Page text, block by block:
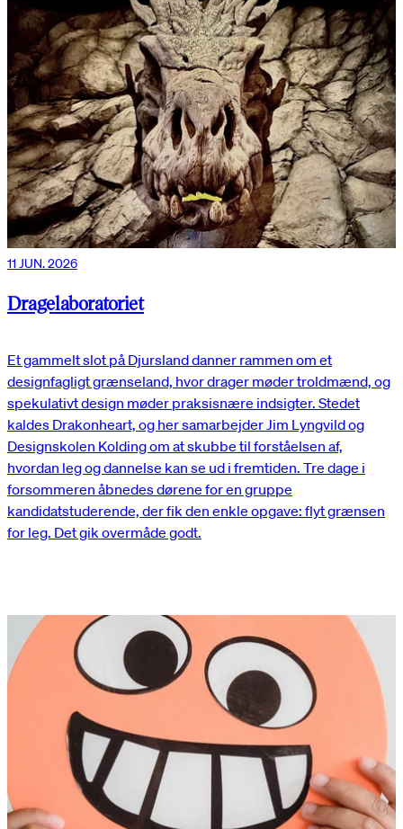
11 JUN. 2026
Dragelaboratoriet
Et gammelt slot på Djursland danner rammen om et
designfagligt grænseland, hvor drager møder troldmænd, og
spekulativt design møder praksisnære indsigter. Stedet
kaldes Drakonheart, og her samarbejder Jim Lyngvild og
Designskolen Kolding om at skubbe til forståelsen af,
hvordan leg og dannelse kan se ud i fremtiden. Tre dage i
forsommeren åbnedes dørene for en gruppe
kandidatstuderende, der fik den enkle opgave: flyt grænsen
for leg. Det gik overmåde godt.